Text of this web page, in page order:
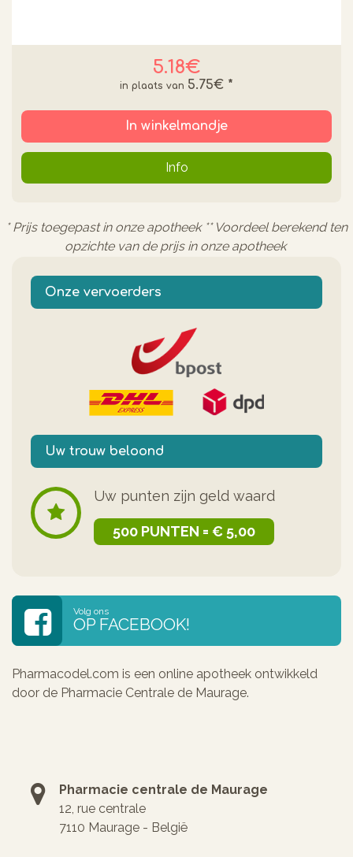
5.18€
5.75€ *
In winkelmandje
Info
* Prijs toegepast in onze apotheek ** Voordeel berekend ten
opzichte van de prijs in onze apotheek
Onze vervoerders
Uw trouw beloond
Uw punten zijn geld waard
500 PUNTEN = € 5,00
Volg ons
OP FACEBOOK!
Pharmacodel.com is een online apotheek ontwikkeld
door de Pharmacie Centrale de Maurage.
Pharmacie centrale de Maurage
12, rue centrale
7110 Maurage - België